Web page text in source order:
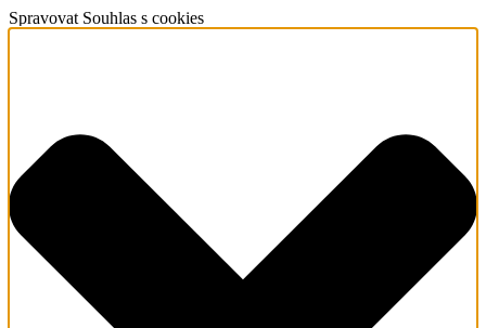
Spravovat Souhlas s cookies